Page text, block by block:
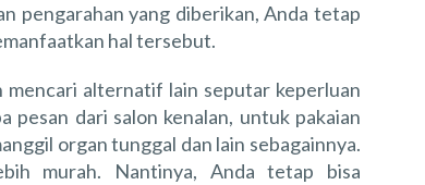
pengarahan yang diberikan, Anda tetap
hal tersebut.
mencari alternatif lain seputar keperluan
pesan dari salon kenalan, untuk pakaian
organ tunggal dan lain sebagainnya.
murah. Nantinya, Anda tetap bisa